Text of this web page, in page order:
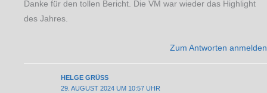
Danke für den tollen Bericht. Die VM war wieder das Highlight
des Jahres.
Zum Antworten anmelden
HELGE GRÜSS
29. AUGUST 2024 UM 10:57 UHR